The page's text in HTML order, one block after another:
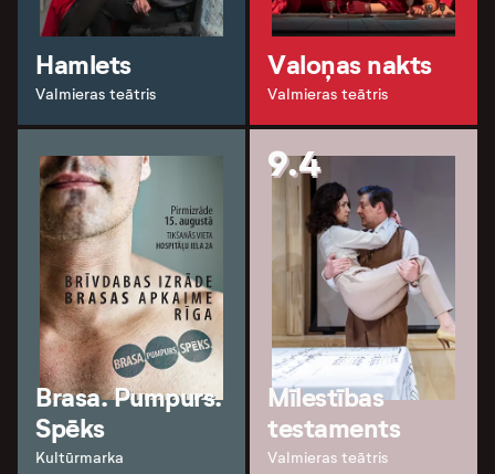
Hamlets
Valmieras teātris
Valoņas nakts
Valmieras teātris
Brasa. Pumpurs.
Spēks
Kultūrmarka
9.4
Mīlestības
testaments
Valmieras teātris